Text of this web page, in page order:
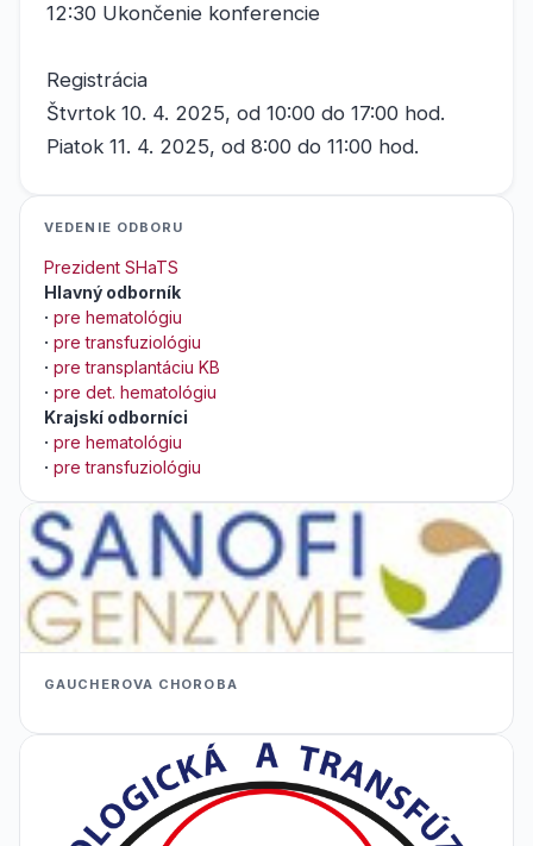
12:30 Ukončenie konferencie
Registrácia
Štvrtok 10. 4. 2025, od 10:00 do 17:00 hod.
Piatok 11. 4. 2025, od 8:00 do 11:00 hod.
VEDENIE ODBORU
Prezident SHaTS
Hlavný odborník
· pre hematológiu
· pre transfuziológiu
· pre transplantáciu KB
· pre det. hematológiu
Krajskí odborníci
· pre hematológiu
· pre transfuziológiu
GAUCHEROVA CHOROBA